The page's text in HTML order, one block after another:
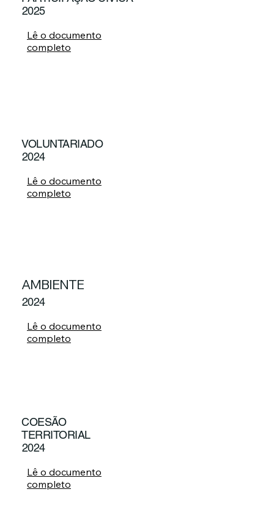
2025
Lê o documento
completo
VOLUNTARIADO
2024
Lê o documento
completo
AMBIENTE
2024
Lê o documento
completo
COESÃO
TERRITORIAL
2024
Lê o documento
completo